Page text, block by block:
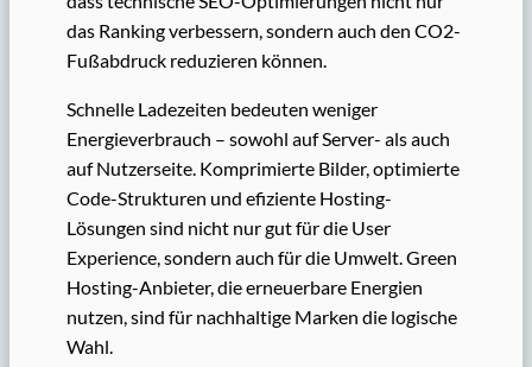
das Ranking verbessern, sondern auch den CO2-
Fußabdruck reduzieren können.
Schnelle Ladezeiten bedeuten weniger
Energieverbrauch – sowohl auf Server- als auch
auf Nutzerseite. Komprimierte Bilder, optimierte
Code-Strukturen und efiziente Hosting-
Lösungen sind nicht nur gut für die User
Experience, sondern auch für die Umwelt. Green
Hosting-Anbieter, die erneuerbare Energien
nutzen, sind für nachhaltige Marken die logische
Wahl.